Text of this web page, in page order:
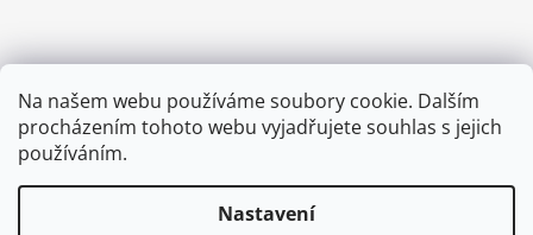
Na našem webu používáme soubory cookie. Dalším
procházením tohoto webu vyjadřujete souhlas s jejich
používáním.
Nastavení
Provozní doba:
8.00 - 15.00 hod (pondělí - pátek)